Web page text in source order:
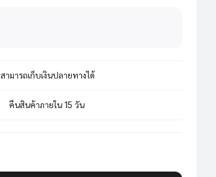
สามารถเก็บเงินปลายทางได้
คืนสินค้าภายใน 15 วัน